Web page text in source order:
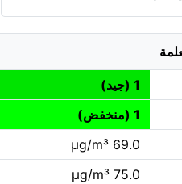
1 (جيد)
1 (منخفض)
69.0 µg/m³
75.0 µg/m³